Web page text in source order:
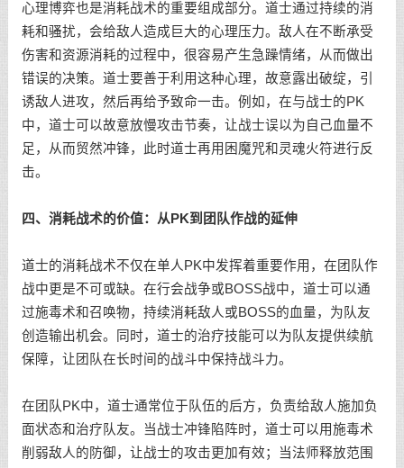
心理博弈也是消耗战术的重要组成部分。道士通过持续的消
耗和骚扰，会给敌人造成巨大的心理压力。敌人在不断承受
伤害和资源消耗的过程中，很容易产生急躁情绪，从而做出
错误的决策。道士要善于利用这种心理，故意露出破绽，引
诱敌人进攻，然后再给予致命一击。例如，在与战士的PK
中，道士可以故意放慢攻击节奏，让战士误以为自己血量不
足，从而贸然冲锋，此时道士再用困魔咒和灵魂火符进行反
击。
四、消耗战术的价值：从PK到团队作战的延伸
道士的消耗战术不仅在单人PK中发挥着重要作用，在团队作
战中更是不可或缺。在行会战争或BOSS战中，道士可以通
过施毒术和召唤物，持续消耗敌人或BOSS的血量，为队友
创造输出机会。同时，道士的治疗技能可以为队友提供续航
保障，让团队在长时间的战斗中保持战斗力。
在团队PK中，道士通常位于队伍的后方，负责给敌人施加负
面状态和治疗队友。当战士冲锋陷阵时，道士可以用施毒术
削弱敌人的防御，让战士的攻击更加有效；当法师释放范围